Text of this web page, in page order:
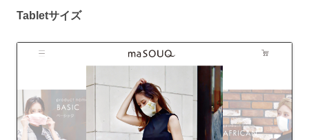
Tabletサイズ